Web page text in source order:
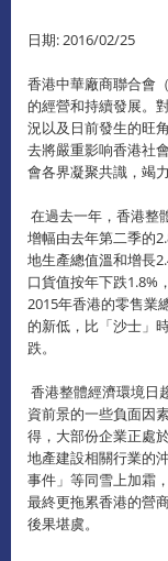
日期: 2016/02/25
香港中華廠商聯合會
的經營和持續發展。
況以及日前發生的旺
去將嚴重影响香港社
會各界凝聚共識，竭
在過去一年，香港整
增幅由去年第二季的
地生產總值溫和增長
口貨值按年下跌1.8%
2015年香港的零售業
的新低，比「沙士」
跌。
香港整體經濟環境日
資前景的一些負面因
得，大部份企業正處
地產建設相關行業的
事件」等同雪上加霜
最終更拖累香港的營
後果堪虞。